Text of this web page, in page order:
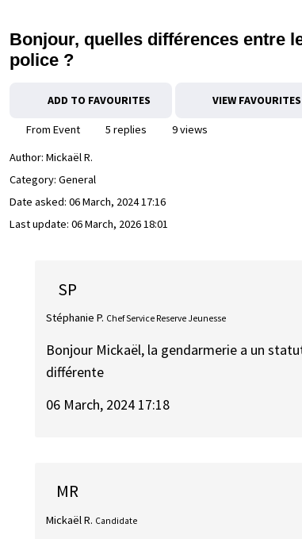
Bonjour, quelles différences entre
police ?
ADD TO FAVOURITES VIEW FAVOURITES
From Event 5 replies
9 views
Author: Mickaël R.
Category: General
Date asked: 06 March, 2024 17:16
Last update: 06 March, 2026 18:01
SP
Stéphanie P. Chef Service Reserve Jeunesse
Bonjour Mickaël, la gendarmerie a un
différente
06 March, 2024 17:18
MR
Mickaël R. Candidate